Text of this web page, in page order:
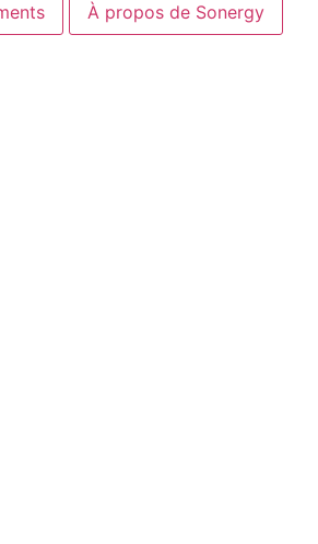
À propos de Sonergy